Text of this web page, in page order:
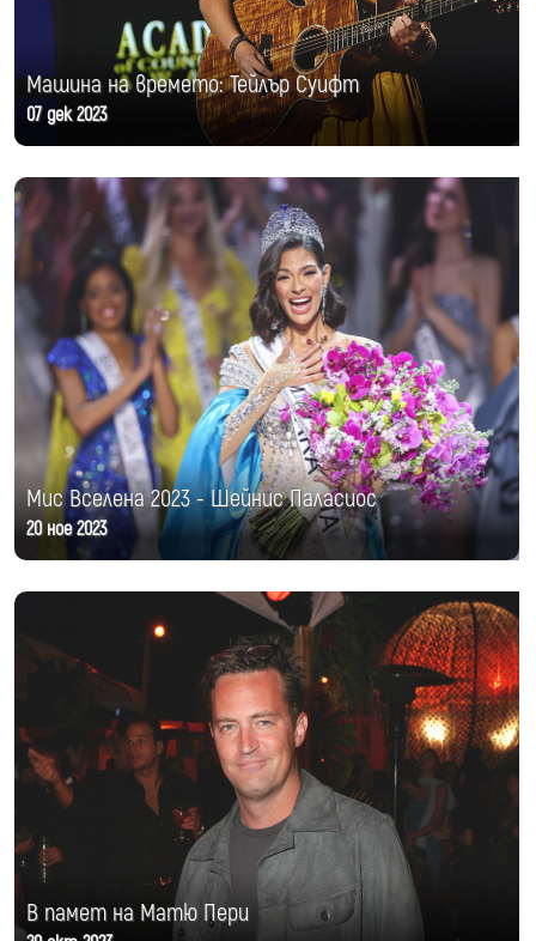
Машина на времето: Тейлър Суифт
07 дек 2023
Мис Вселена 2023 - Шейнис Паласиос
20 ное 2023
В памет на Матю Пери